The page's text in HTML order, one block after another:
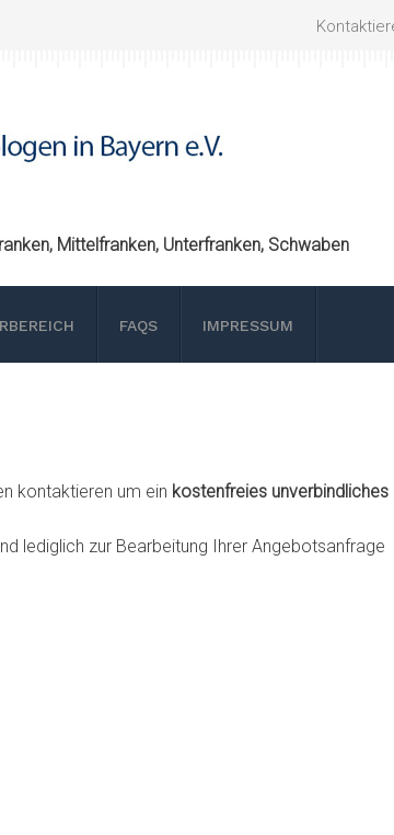
Mittelfranken, Unterfranken, Schwaben
FAQS IMPRESSUM
kontaktieren um ein kostenfreies unverbindliches
lediglich zur Bearbeitung Ihrer Angebotsanfrage